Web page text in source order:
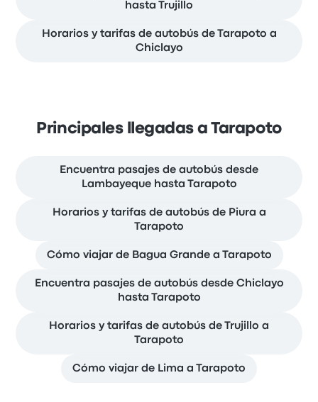
hasta Trujillo
Horarios y tarifas de autobús de Tarapoto a
Chiclayo
Principales llegadas a Tarapoto
Encuentra pasajes de autobús desde
Lambayeque hasta Tarapoto
Horarios y tarifas de autobús de Piura a
Tarapoto
Cómo viajar de Bagua Grande a Tarapoto
Encuentra pasajes de autobús desde Chiclayo
hasta Tarapoto
Horarios y tarifas de autobús de Trujillo a
Tarapoto
Cómo viajar de Lima a Tarapoto